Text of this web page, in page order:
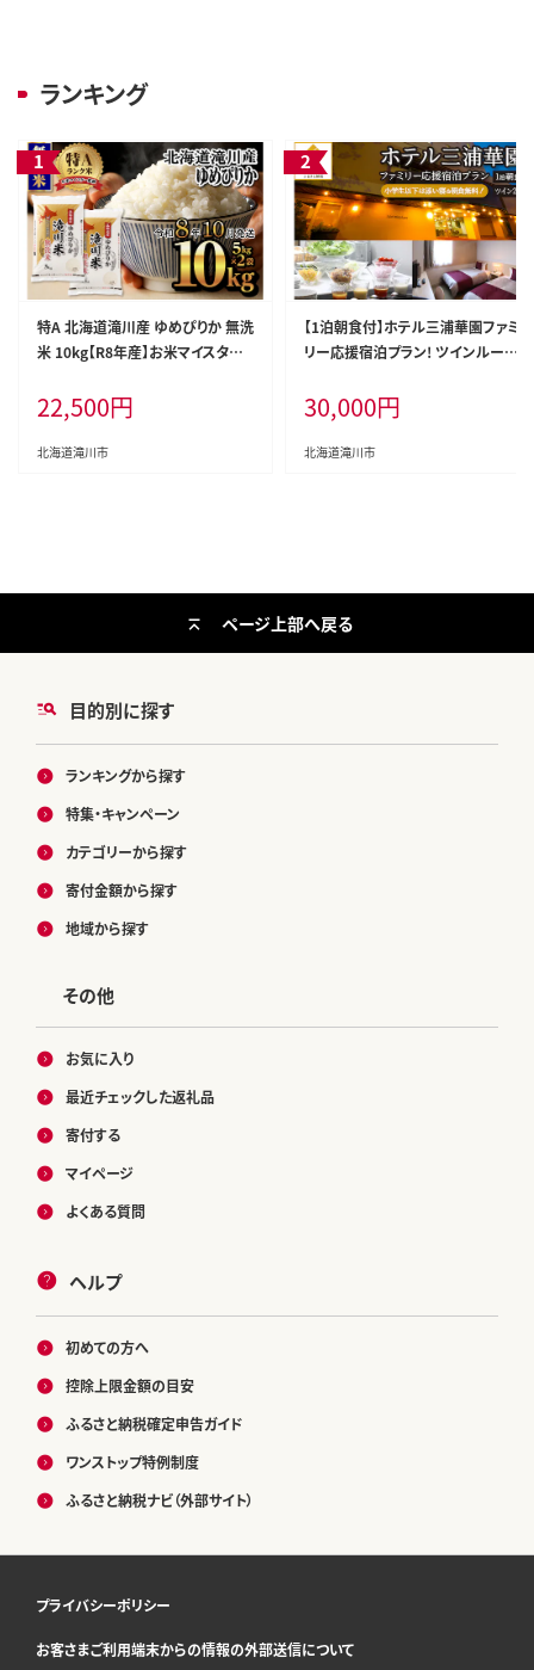
ランキング
特A 北海道滝川産 ゆめぴりか 無洗
米 10kg【R8年産】お米マイスター
米 北海道米 北海道産 白米 精米
米 こめ コメ お米 ご飯 おにぎり 道
産 送料無料 むせんまい 限定 贈答
22,500円
北海道滝川市
【1泊朝食付】ホテル三浦華園ファミ
リー応援宿泊プラン! ツインルーム
30,000円
北海道滝川市
目的別に探す
ランキングから探す
特集・キャンペーン
カテゴリーから探す
寄付金額から探す
地域から探す
その他
お気に入り
最近チェックした返礼品
寄付する
マイページ
よくある質問
ヘルプ
初めての方へ
控除上限金額の目安
ふるさと納税確定申告ガイド
ワンストップ特例制度
ふるさと納税ナビ（外部サイト）
ページ上部へ戻る
プライバシーポリシー
お客さまご利用端末からの情報の外部送信について